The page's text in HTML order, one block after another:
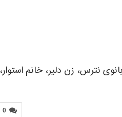
نترس، زن دلیر، خانم استوار،
0